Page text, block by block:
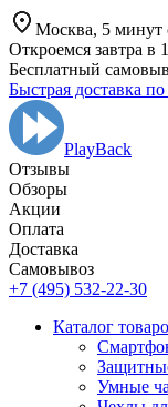
Москва, 5 минут
Откроемся завтра в
Бесплатный
Быстрая доставка
PlayBack
Отзывы
Обзоры
Aкции
Оплата
Доставка
Самовывоз
+7 (495) 532-22-30
Каталог
Умные